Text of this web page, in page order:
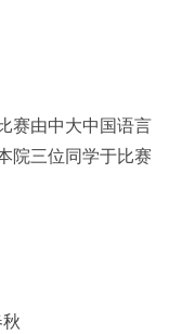
赛由中大中国语言
院三位同学于比赛